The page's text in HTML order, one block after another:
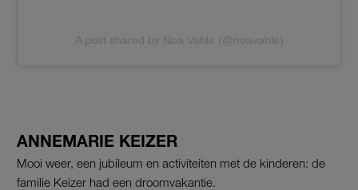
A post shared by Noa Vahle (@noavahle)
ANNEMARIE KEIZER
Mooi weer, een jubileum en activiteiten met de kinderen: de
familie Keizer had een droomvakantie.